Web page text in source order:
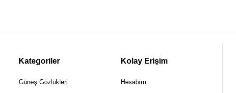
Kategoriler
Güneş Gözlükleri
Kolay Erişim
Hesabım